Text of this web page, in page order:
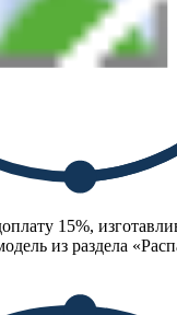
15%,
из раздела